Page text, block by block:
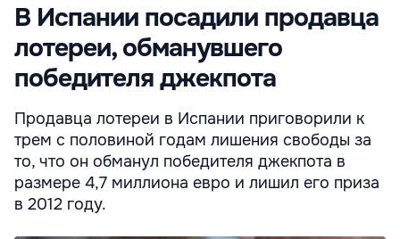
В Испании посадили продавца
лотереи, обманувшего
победителя джекпота
Продавца лотереи в Испании приговорили к
трем с половиной годам лишения свободы за
то, что он обманул победителя джекпота в
размере 4,7 миллиона евро и лишил его приза
в 2012 году.